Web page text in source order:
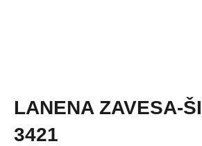
LANENA ZAVESA-
3421